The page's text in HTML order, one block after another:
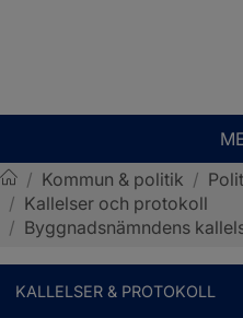
Sotenäs kommun
/ Kommun & politik /
/ Kallelser och protokoll
/ Byggnadsnämndens
KALLELSER & PROTOKOLL